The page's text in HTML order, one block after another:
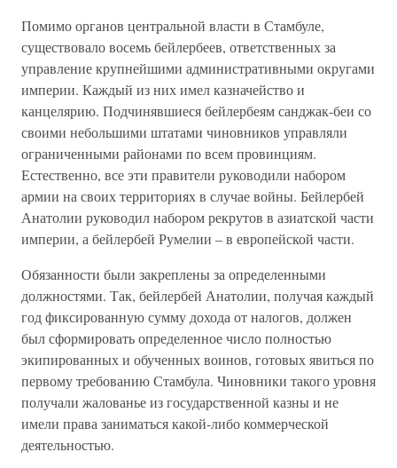
Помимо органов центральной власти в Стамбуле,
существовало восемь бейлербеев, ответственных за
управление крупнейшими административными округами
империи. Каждый из них имел казначейство и
канцелярию. Подчинявшиеся бейлербеям санджак-беи со
своими небольшими штатами чиновников управляли
ограниченными районами по всем провинциям.
Естественно, все эти правители руководили набором
армии на своих территориях в случае войны. Бейлербей
Анатолии руководил набором рекрутов в азиатской части
империи, а бейлербей Румелии – в европейской части.
Обязанности были закреплены за определенными
должностями. Так, бейлербей Анатолии, получая каждый
год фиксированную сумму дохода от налогов, должен
был сформировать определенное число полностью
экипированных и обученных воинов, готовых явиться по
первому требованию Стамбула. Чиновники такого уровня
получали жалованье из государственной казны и не
имели права заниматься какой-либо коммерческой
деятельностью.